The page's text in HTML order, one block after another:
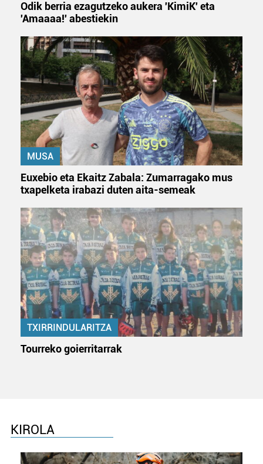
Odik berria ezagutzeko aukera 'KimiK' eta
'Amaaaa!' abestiekin
MUSA
Euxebio eta Ekaitz Zabala: Zumarragako mus
txapelketa irabazi duten aita-semeak
TXIRRINDULARITZA
Tourreko goierritarrak
KIROLA